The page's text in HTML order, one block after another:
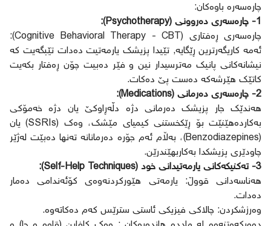
چارەسەرە باوەکان:
1- چارەسەری دەروونی (Psychotherapy):
چارەسەری ڕەفتاری (Cognitive Behavioral Therapy - CBT):
ئەمە کاریگەرترین ڕێگایە, تێیدا پزیشک یارمەتیت دەدات تێبگەیت کە
نیشانەکانی پانیک مەترسیدار نین و فێر دەبیت چۆن ڕەفتار بکەیت
کاتێک هێرشەکە دەست پێ دەکات.
2- چارەسەری دەرمانی (Medications):
هەندێک جار پزیشک دەرمانی دژە دڵەڕاوکێ یان دژە خەمۆکی
بەکاردەهێنێت بۆ ڕێکخستنی کیمیای مێشک، وەک (SSRIs) یان
(Benzodiazepines)، بەڵام ئەم جۆرە دەرمانانە تەنها دەبێت لەژێر
چاودێری پزیشکدا بەکاربهێندرێن.
3- تەکنیکەکانی یارمەتیدانی خود (Self-Help Techniques):
هەناسەدانی قووڵ: یارمەتی هێورکردنەوەی کۆئەندامی دەمار
دەدات.
وەرزشکردن: چالاکی فیزیکی ئاستی سترێس کەم دەکاتەوە.